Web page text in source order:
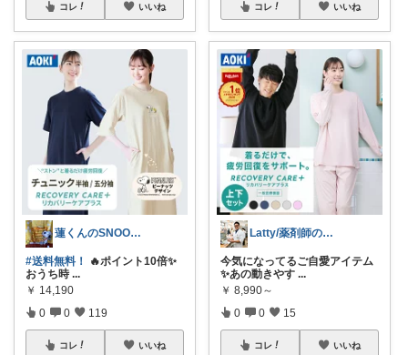
コレ いいね
蓮くんのSNOOPYおすすめROOM
#送料無料！
🔥ポイント10倍✨
おうち時 ...
￥ 14,190
0 0 119
コレ いいね
コレ いいね
Latty/薬剤師のお勧め健康ご自愛
今気になってるご自愛アイテム
✨あの動きやす ...
￥ 8,990～
0 0 15
コレ いいね